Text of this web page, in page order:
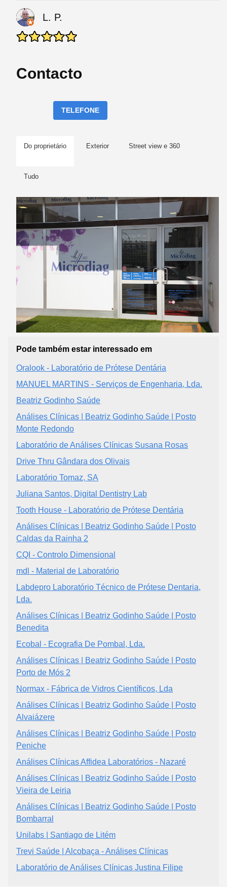
L. P.
Contacto
TELEFONE
Do proprietário Exterior Street view e 360
Tudo
Pode também estar interessado em
Oralook - Laboratório de Prótese Dentária
MANUEL MARTINS - Serviços de Engenharia, Lda.
Beatriz Godinho Saúde
Análises Clínicas | Beatriz Godinho Saúde | Posto
Monte Redondo
Laboratório de Análises Clínicas Susana Rosas
Drive Thru Gândara dos Olivais
Laboratório Tomaz, SA
Juliana Santos, Digital Dentistry Lab
Tooth House - Laboratório de Prótese Dentária
Análises Clínicas | Beatriz Godinho Saúde | Posto
Caldas da Rainha 2
CQI - Controlo Dimensional
mdl - Material de Laboratório
Labdepro Laboratório Técnico de Prótese Dentaria,
Lda.
Análises Clínicas | Beatriz Godinho Saúde | Posto
Benedita
Ecobal - Ecografia De Pombal, Lda.
Análises Clínicas | Beatriz Godinho Saúde | Posto
Porto de Mós 2
Normax - Fábrica de Vidros Científicos, Lda
Análises Clínicas | Beatriz Godinho Saúde | Posto
Alvaiázere
Análises Clínicas | Beatriz Godinho Saúde | Posto
Peniche
Análises Clínicas Affidea Laboratórios - Nazaré
Análises Clínicas | Beatriz Godinho Saúde | Posto
Vieira de Leiria
Análises Clínicas | Beatriz Godinho Saúde | Posto
Bombarral
Unilabs | Santiago de Litém
Trevi Saúde | Alcobaça - Análises Clínicas
Laboratório de Análises Clínicas Justina Filipe